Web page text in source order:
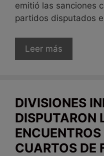
emitió las sanciones
partidos disputados
Leer más
DIVISIONES
DISPUTARON
CUARTOS DE